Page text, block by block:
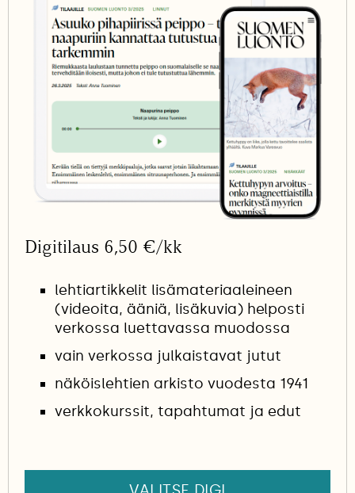
Digitilaus 6,50 €/kk
lehtiartikkelit lisämateriaaleineen
(videoita, ääniä, lisäkuvia) helposti
verkossa luettavassa muodossa
vain verkossa julkaistavat jutut
näköislehtien arkisto vuodesta 1941
verkkokurssit, tapahtumat ja edut